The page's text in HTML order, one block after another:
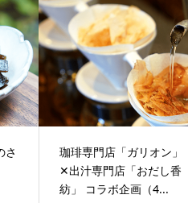
さ
珈琲専門店「ガリオン」
✕出汁専門店「おだし香
紡」 コラボ企画（4...